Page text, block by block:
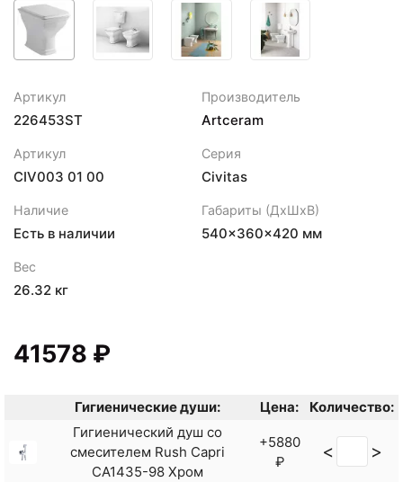
Артикул
226453ST
Производитель
Artceram
Артикул
CIV003 01 00
Серия
Civitas
Наличие
Есть в наличии
Габариты (ДхШхВ)
540×360×420 мм
Вес
26.32 кг
41578 ₽
Гигиенические души: Цена:
Количество:
Гигиенический душ со
смесителем Rush Capri
CA1435-98 Хром
+5880
₽
< >